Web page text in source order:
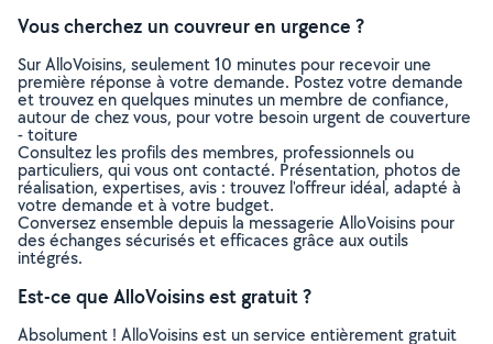
Vous cherchez un couvreur en urgence ?
Sur AlloVoisins, seulement 10 minutes pour recevoir une
première réponse à votre demande. Postez votre demande
et trouvez en quelques minutes un membre de confiance,
autour de chez vous, pour votre besoin urgent de couverture
- toiture
Consultez les profils des membres, professionnels ou
particuliers, qui vous ont contacté. Présentation, photos de
réalisation, expertises, avis : trouvez l'offreur idéal, adapté à
votre demande et à votre budget.
Conversez ensemble depuis la messagerie AlloVoisins pour
des échanges sécurisés et efficaces grâce aux outils
intégrés.
Est-ce que AlloVoisins est gratuit ?
Absolument ! AlloVoisins est un service entièrement gratuit